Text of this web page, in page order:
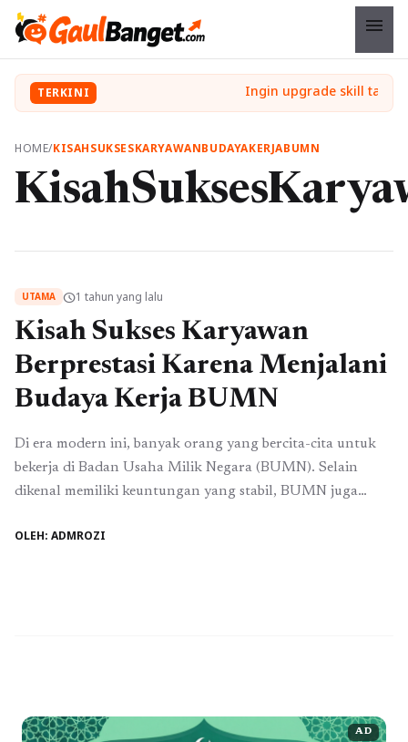
menu
TERKINI
HOME/KISAHSUKSESKARYAWANBUDAYAKERJABUMN
UTAMA schedule1 tahun yang lalu
Kisah Sukses Karyawan
Berprestasi Karena Menjalani
Budaya Kerja BUMN
Di era modern ini, banyak orang yang bercita-cita untuk
bekerja di Badan Usaha Milik Negara (BUMN). Selain
dikenal memiliki keuntungan yang stabil, BUMN juga
nilai-nilai luhur. Hal ini menjadi salah satu faktor penting
OLEH: ADMROZI
AD